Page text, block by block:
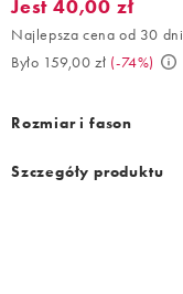
Jest 40,00 zł.
Jest 40,00 zł
Najlepsza cena od 30
Było 159,00 zł (-74%)
Rozmiar i fason
Szczegóły produktu